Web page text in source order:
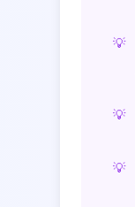
💡
💡
💡